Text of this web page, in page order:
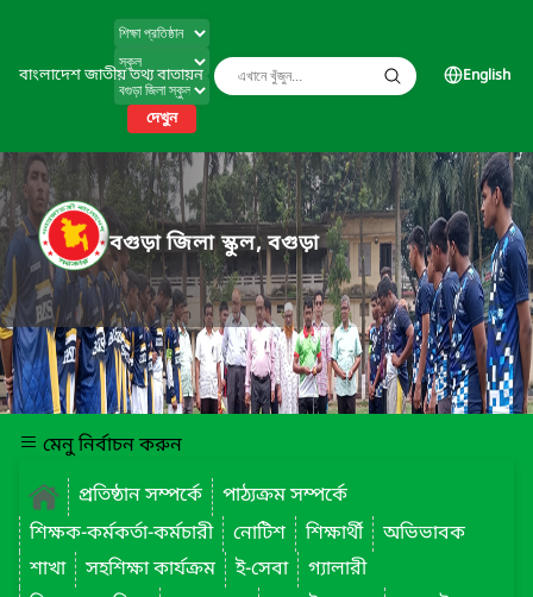
বাংলাদেশ জাতীয় তথ্য বাতায়ন
দেখুন
English
বগুড়া জিলা স্কুল, বগুড়া
মেনু নির্বাচন করুন
প্রতিষ্ঠান সম্পর্কে
পাঠ্যক্রম সম্পর্কে
শিক্ষক-কর্মকর্তা-কর্মচারী
নোটিশ শিক্ষার্থী
অভিভাবক
শাখা
সহশিক্ষা কার্যক্রম ই-সেবা
গ্যালারী